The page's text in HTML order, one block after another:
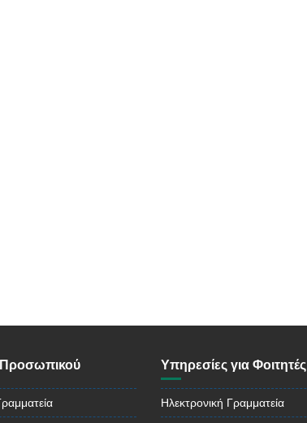
Υπηρεσίες για Φοιτητές
Ηλεκτρονική Γραμματεία